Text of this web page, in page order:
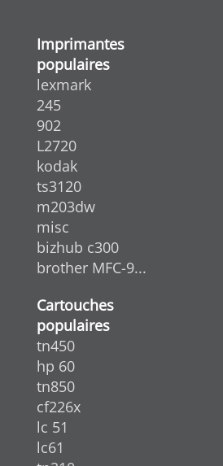
Imprimantes
populaires
lexmark
245
902
L2720
kodak
ts3120
m203dw
misc
bizhub c300
brother MFC-9...
Cartouches
populaires
tn450
hp 60
tn850
cf226x
lc 51
lc61